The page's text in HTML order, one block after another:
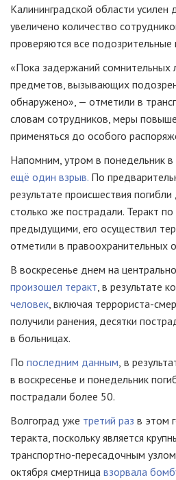
Калининградской области
увеличено количество
проверяются все подозрительные
«Пока задержаний сомнительных
предметов, вызывающих
обнаружено», — отметили в
словам сотрудников, меры
применяться до особого
Напомним, утром в понедельник
ещё один взрыв. По
результате происшествия
столько же пострадали. Теракт
предыдущими, его осуществил
отметили в правоохранительных
В воскресенье днем на
произошел теракт, в результате
человек, включая террориста-
получили ранения, десятки
в больницах.
По последним данным, в
в воскресенье и понедельник
пострадали более 50.
Волгоград уже третий раз в этом
теракта, поскольку является
транспортно-пересадочным
октября смертница взорвала